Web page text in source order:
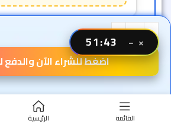
اضغط للشراء الآن والدفع
القائمة الرئيسية
×
−
51:41